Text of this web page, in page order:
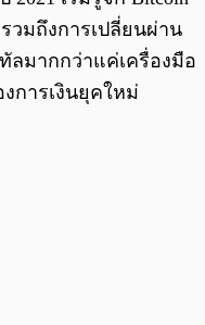
วมถึงการเปลี่ยนผ่าน
ลมากกว่าแค่เครื่องมือ
การเงินยุคใหม่